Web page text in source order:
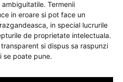
Termenii
in eroare si pot face un
in special lucrurile
de proprietate intelectuala.
si dispus sa raspunzi
se poate pune.